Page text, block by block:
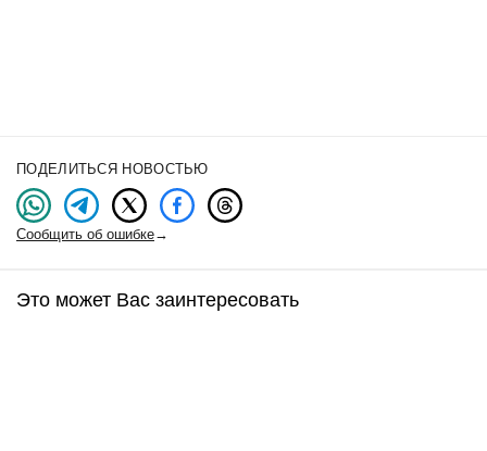
ПОДЕЛИТЬСЯ НОВОСТЬЮ
Сообщить об ошибке→
Это может Вас заинтересовать